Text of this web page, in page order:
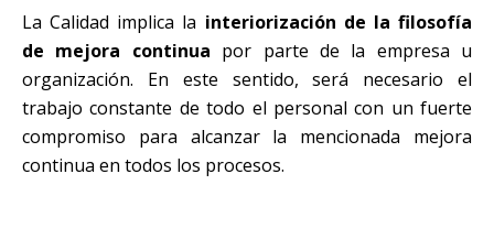
La Calidad implica la interiorización de la filosofía
de mejora continua por parte de la empresa u
organización. En este sentido, será necesario el
trabajo constante de todo el personal con un fuerte
compromiso para alcanzar la mencionada mejora
continua en todos los procesos.